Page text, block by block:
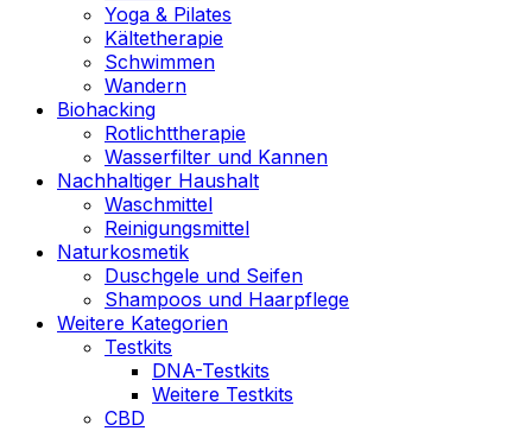
Yoga & Pilates
Kältetherapie
Schwimmen
Wandern
Biohacking
Rotlichttherapie
Wasserfilter und Kannen
Nachhaltiger Haushalt
Waschmittel
Reinigungsmittel
Naturkosmetik
Duschgele und Seifen
Shampoos und Haarpflege
Weitere Kategorien
Testkits
DNA-Testkits
Weitere Testkits
CBD